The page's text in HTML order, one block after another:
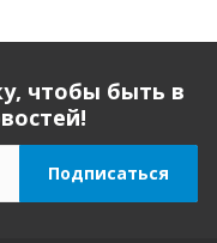
чтобы быть в